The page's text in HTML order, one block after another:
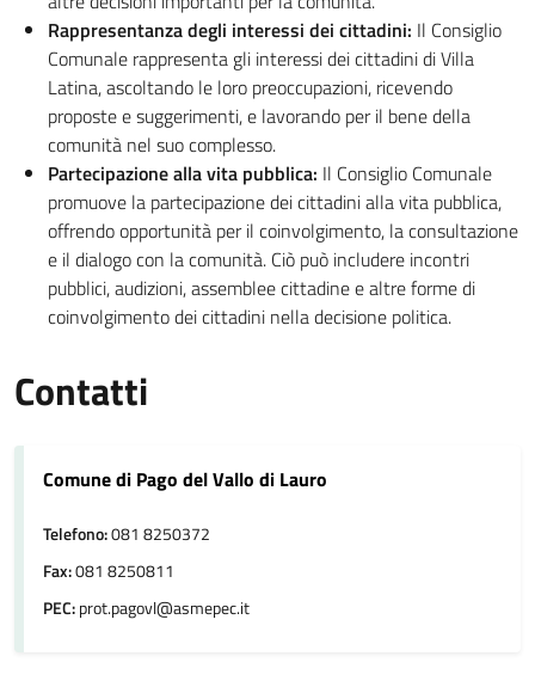
Rappresentanza degli interessi dei cittadini: Il Consiglio
Comunale rappresenta gli interessi dei cittadini di Villa
Latina, ascoltando le loro preoccupazioni, ricevendo
proposte e suggerimenti, e lavorando per il bene della
comunità nel suo complesso.
Partecipazione alla vita pubblica: Il Consiglio Comunale
promuove la partecipazione dei cittadini alla vita pubblica,
offrendo opportunità per il coinvolgimento, la consultazione
e il dialogo con la comunità. Ciò può includere incontri
pubblici, audizioni, assemblee cittadine e altre forme di
coinvolgimento dei cittadini nella decisione politica.
Contatti
Comune di Pago del Vallo di Lauro
Telefono:081 8250372
Fax:081 8250811
PEC:prot.pagovl@asmepec.it